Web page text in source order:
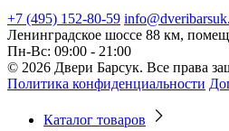
+7 (495) 152-80-59
Ленинградское шоссе 88 км,
Пн-Вс: 09:00 - 21:00
© 2026 Двери Барсук. Все права
Политика конфиденциальности
Каталог товаров